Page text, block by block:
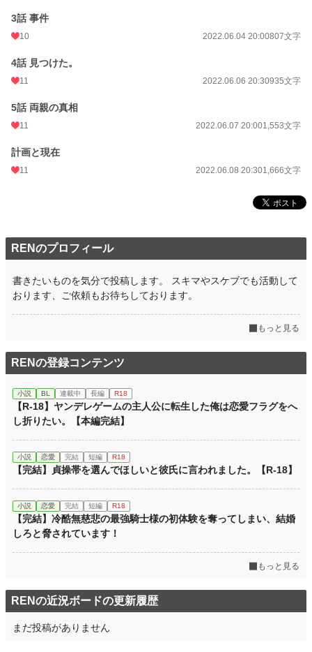
3話 事件
10 2022.06.04 20:00807文字
4話 見つけた。
11 2022.06.06 20:30935文字
5話 両親の真相
11 2022.06.07 20:001,553文字
計画と現在
11 2022.06.08 20:301,666文字
RENのプロフィール
書きたいものを気分で投稿します。 スキマやスケブでも活動して
おります、ご依頼もお待ちしております。
もっと見る
RENの登録コンテンツ
小説 BL 連載中 長編 R18
【R-18】ヤンデレゲームの主人公に転生した俺は恋愛フラグをへ
し折りたい。【本編完結】
小説 恋愛 完結 短編 R18
【完結】貞操帯を選んでほしいと彼氏に言われました。【R-18】
小説 恋愛 完結 短編 R18
【完結】冷酷無慈悲の最強騎士様の初体験を奪ってしまい、結婚
しろと脅されています！
もっと見る
RENの近況ボードの更新履歴
まだ投稿がありません